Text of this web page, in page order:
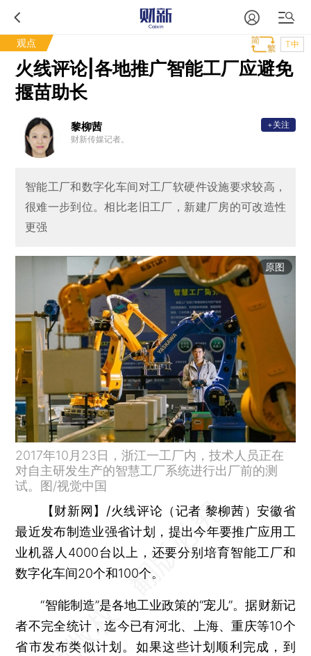
观点 T中
火线评论|各地推广智能工厂应避免
揠苗助长
黎柳茜
财新传媒记者。
+关注
智能工厂和数字化车间对工厂软硬件设施要求较高，
很难一步到位。相比老旧工厂，新建厂房的可改造性
更强
原图
2017年10月23日，浙江一工厂内，技术人员正在
对自主研发生产的智慧工厂系统进行出厂前的测
试。图/视觉中国
【财新网】/火线评论（记者 黎柳茜）安徽省
最近发布制造业强省计划，提出今年要推广应用工
业机器人4000台以上，还要分别培育智能工厂和
数字化车间20个和100个。
“智能制造”是各地工业政策的“宠儿”。据财新记
者不完全统计，迄今已有河北、上海、重庆等10个
省市发布类似计划。如果这些计划顺利完成，到